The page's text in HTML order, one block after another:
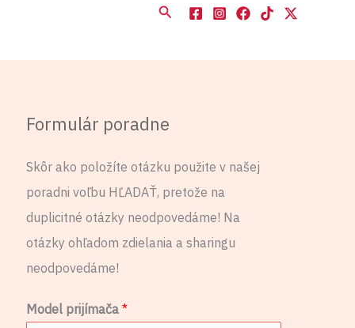
Hľadať
Formulár poradne
Skôr ako položíte otázku použite v našej
poradni voľbu HĽADAŤ, pretože na
duplicitné otázky neodpovedáme! Na
otázky ohľadom zdielania a sharingu
neodpovedáme!
Model prijímača*